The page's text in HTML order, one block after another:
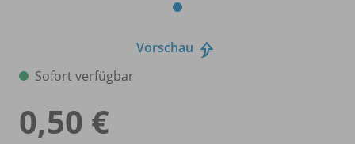
Vorschau
Sofort verfügbar
0,50 €